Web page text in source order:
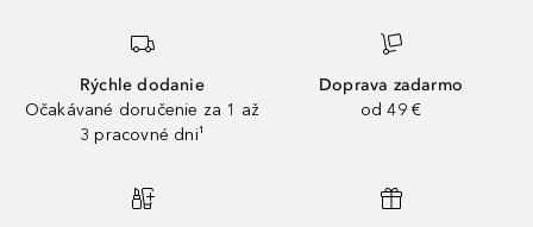
Rýchle dodanie
Očakávané doručenie za 1 až
3 pracovné dni¹
Doprava zadarmo
od 49 €